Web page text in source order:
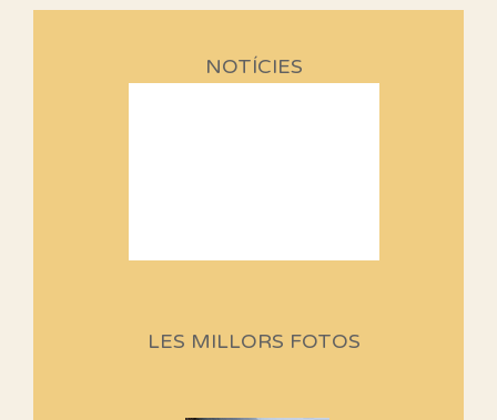
NOTÍCIES
programació d'aquest any
LES MILLORS FOTOS